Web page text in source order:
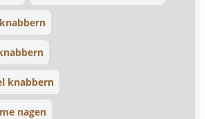
knabbern
nagen